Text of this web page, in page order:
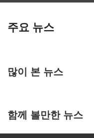
주요 뉴스
많이 본 뉴스
함께 볼만한 뉴스